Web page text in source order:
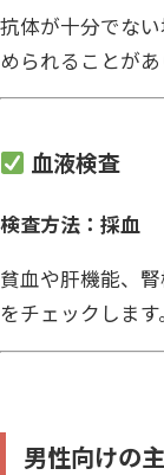
抗体が十分でな
められることがあ
血液検査
検査方法：採血
貧血や肝機能、
をチェックします。
男性向けの